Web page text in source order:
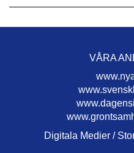
VÅRA
Digitala Medier /